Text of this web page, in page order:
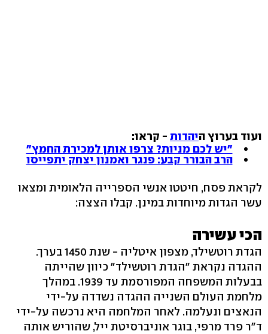
ועוד בערוץ היהדות - קראו:
"יש לכם מניות? צרפו אותן למכירת החמץ"
הרב הבורר קבע: פנגר ואמנון יצחק יתפייסו
לקראת פסח, חיטטו אנשי הספרייה הלאומית ומצאו
עשר הגדות מיוחדות במינן. קבלו הצצה:
הכי עשירה
הגדת רוטשילד, מצפון איטליה - שנת 1450 בערך.
ההגדה נקראת "הגדת רוטשילד" כיוון שהייתה
בבעלות המשפחה המפורסמת עד 1939. במהלך
מלחמת העולם השנייה ההגדה נשדדה על-ידי
הנאצים ונעלמה. לאחר המלחמה היא נרכשה על-ידי
ד"ר פרד מרפי, בוגר אוניברסיטת ייל, שהוריש אותה